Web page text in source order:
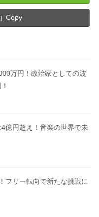
Copy
万円！政治家としての波
億円超え！音楽の世界で未
フリー転向で新たな挑戦に